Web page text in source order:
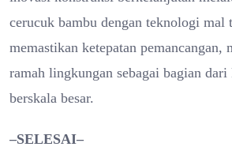
cerucuk bambu dengan teknologi mal
memastikan ketepatan pemancangan,
ramah lingkungan sebagai bagian
berskala besar.
–SELESAI–